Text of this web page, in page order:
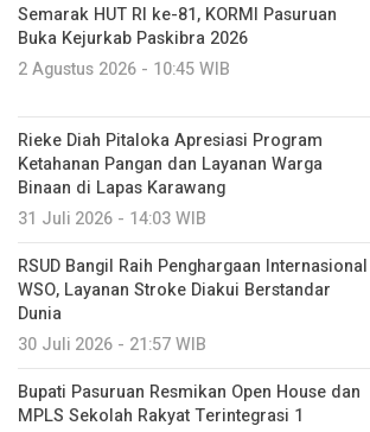
Semarak HUT RI ke-81, KORMI Pasuruan
Buka Kejurkab Paskibra 2026
2 Agustus 2026 - 10:45 WIB
Rieke Diah Pitaloka Apresiasi Program
Ketahanan Pangan dan Layanan Warga
Binaan di Lapas Karawang
31 Juli 2026 - 14:03 WIB
RSUD Bangil Raih Penghargaan Internasional
WSO, Layanan Stroke Diakui Berstandar
Dunia
30 Juli 2026 - 21:57 WIB
Bupati Pasuruan Resmikan Open House dan
MPLS Sekolah Rakyat Terintegrasi 1